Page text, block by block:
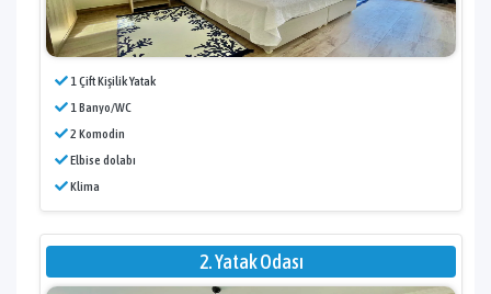
1 Çift Kişilik Yatak
1 Banyo/WC
2 Komodin
Elbise dolabı
Klima
2. Yatak Odası